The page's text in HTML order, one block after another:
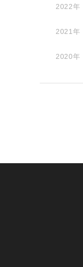
2022年
2021年
2020年